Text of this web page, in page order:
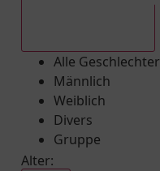
Alle Geschlechter
Männlich
Weiblich
Divers
Gruppe
Alter: